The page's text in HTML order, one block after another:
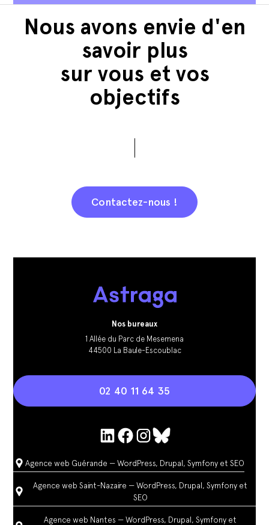
Nous avons envie d'en
savoir plus
sur vous et vos
objectifs
Contactez-nous !
Nos bureaux
1 Allée du Parc de Mesemena
44500 La Baule-Escoublac
02 40 11 64 35
Agence web Guérande — WordPress, Drupal, Symfony et SEO
Agence web Saint-Nazaire — WordPress, Drupal, Symfony et
SEO
Agence web Nantes — WordPress, Drupal, Symfony et